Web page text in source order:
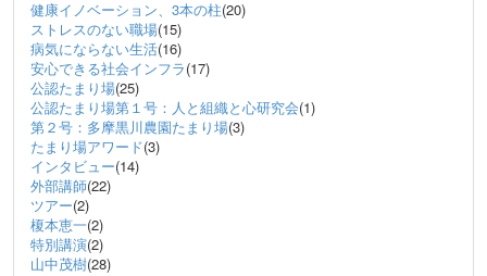
健康イノベーション、3本の柱(20)
ストレスのない職場(15)
病気にならない生活(16)
安心できる社会インフラ(17)
公認たまり場(25)
公認たまり場第１号：人と組織と心研究会(1)
第２号：多摩黒川農園たまり場(3)
たまり場アワード(3)
インタビュー(14)
外部講師(22)
ツアー(2)
榎本恵一(2)
特別講演(2)
山中茂樹(28)